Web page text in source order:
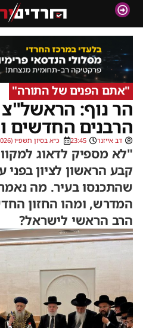
"אתם הפנים של התורה"
הר נוף:
הרבנים החדשים
דב אייזנר 23:45 כ״א בסיון תשפ״ו (06/06/2026)
"לא מספיק לדאוג
קבע הראשון לציון בפני
שהתכנסו בעיר. מה
המדרש, ומהו החזון
הרב הראשי לישראל?